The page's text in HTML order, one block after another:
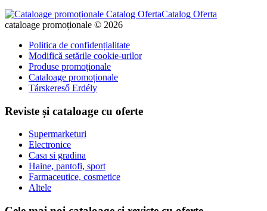
Catalog Oferta
cataloage promoționale © 2026
Politica de confidențialitate
Modifică setările cookie-urilor
Produse promoționale
Cataloage promoționale
Társkereső Erdély
Reviste și cataloage cu oferte
Supermarketuri
Electronice
Casa si gradina
Haine, pantofi, sport
Farmaceutice, cosmetice
Altele